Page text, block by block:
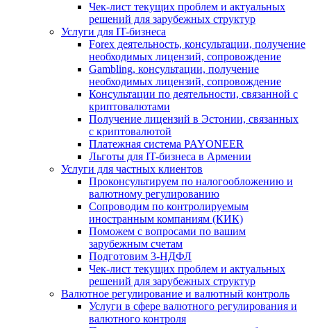
Чек-лист текущих проблем и актуальных
решений для зарубежных структур
Услуги для IT-бизнеса
Forex деятельность, консультации, получение
необходимых лицензий, сопровождение
Gambling, консультации, получение
необходимых лицензий, сопровождение
Консультации по деятельности, связанной с
криптовалютами
Получение лицензий в Эстонии, связанных
с криптовалютой
Платежная система PAYONEER
Льготы для IT-бизнеса в Армении
Услуги для частных клиентов
Проконсультируем по налогообложению и
валютному регулированию
Сопроводим по контролируемым
иностранным компаниям (КИК)
Поможем с вопросами по вашим
зарубежным счетам
Подготовим 3-НДФЛ
Чек-лист текущих проблем и актуальных
решений для зарубежных структур
Валютное регулирование и валютный контроль
Услуги в сфере валютного регулирования и
валютного контроля